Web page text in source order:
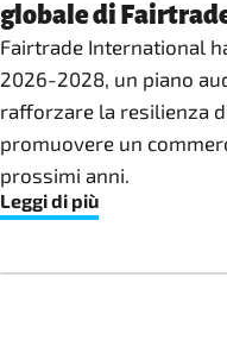
globale di
Fairtrade International
2026-2028, un piano
rafforzare la resilienza
promuovere un
prossimi anni.
Leggi di più